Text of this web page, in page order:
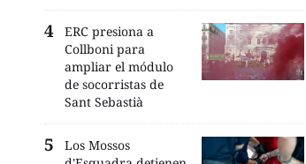
ERC presiona a
Collboni para
ampliar el módulo
de socorristas de
Sant Sebastià
Los Mossos